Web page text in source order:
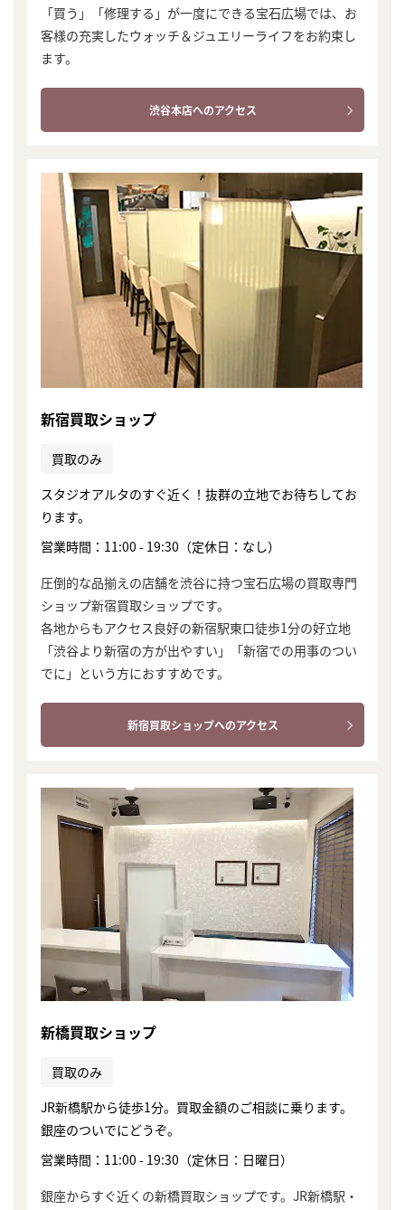
「買う」「修理する」が一度にできる宝石広場では、お
客様の充実したウォッチ＆ジュエリーライフをお約束し
ます。
渋谷本店へのアクセス
新宿買取ショップ
買取のみ
スタジオアルタのすぐ近く！抜群の立地でお待ちしてお
ります。
営業時間：11:00 - 19:30（定休日：なし）
圧倒的な品揃えの店舗を渋谷に持つ宝石広場の買取専門
ショップ新宿買取ショップです。
各地からもアクセス良好の新宿駅東口徒歩1分の好立地
「渋谷より新宿の方が出やすい」「新宿での用事のつい
でに」という方におすすめです。
新宿買取ショップへのアクセス
新橋買取ショップ
買取のみ
JR新橋駅から徒歩1分。買取金額のご相談に乗ります。
銀座のついでにどうぞ。
営業時間：11:00 - 19:30（定休日：日曜日）
銀座からすぐ近くの新橋買取ショップです。JR新橋駅・
まずは